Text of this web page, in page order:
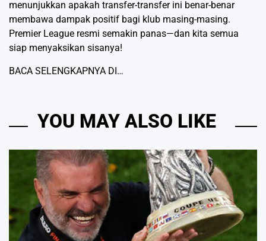
menunjukkan apakah transfer-transfer ini benar-benar
membawa dampak positif bagi klub masing-masing.
Premier League resmi semakin panas—dan kita semua
siap menyaksikan sisanya!
BACA SELENGKAPNYA DI…
YOU MAY ALSO LIKE